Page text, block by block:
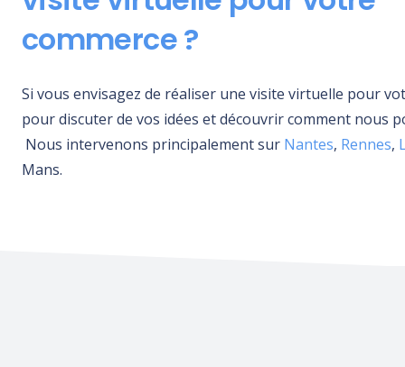
commerce ?
Si vous envisagez de réaliser une visite virtuelle pour
pour discuter de vos idées et découvrir comment nous
Nous intervenons principalement sur Nantes, Rennes,
Mans.